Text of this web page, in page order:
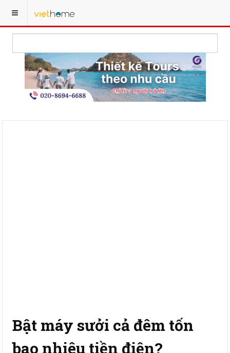
Bật máy sưởi cả đêm tốn
bao nhiêu tiền điện?